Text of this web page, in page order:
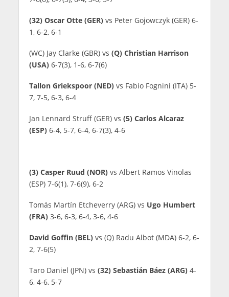
(32) Oscar Otte (GER)vs Peter Gojowczyk (GER) 6-
1, 6-2, 6-1
(WC) Jay Clarke (GBR) vs (Q) Christian Harrison
(USA)6-7(3), 1-6, 6-7(6)
Tallon Griekspoor (NED)vs Fabio Fognini (ITA) 5-
7, 7-5, 6-3, 6-4
Jan Lennard Struff (GER) vs (5) Carlos Alcaraz
(ESP)6-4, 5-7, 6-4, 6-7(3), 4-6
(3) Casper Ruud (NOR)vs Albert Ramos Vinolas
(ESP) 7-6(1), 7-6(9), 6-2
Tomás Martín Etcheverry (ARG) vs Ugo Humbert
(FRA)3-6, 6-3, 6-4, 3-6, 4-6
David Goffin (BEL)vs (Q) Radu Albot (MDA) 6-2, 6-
2, 7-6(5)
Taro Daniel (JPN) vs (32) Sebastián Báez (ARG)4-
6, 4-6, 5-7